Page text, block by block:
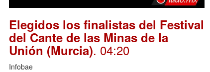
Elegidos los finalistas del Festival
del Cante de las Minas de la
Unión (Murcia). 04:20
Infobae